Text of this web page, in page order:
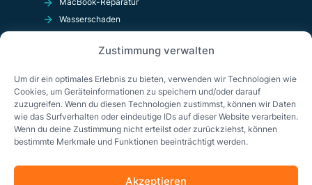
Zustimmung verwalten
Um dir ein optimales Erlebnis zu bieten, verwenden wir Technologien wie
Cookies, um Geräteinformationen zu speichern und/oder darauf
zuzugreifen. Wenn du diesen Technologien zustimmst, können wir Daten
wie das Surfverhalten oder eindeutige IDs auf dieser Website verarbeiten.
Wenn du deine Zustimmung nicht erteilst oder zurückziehst, können
bestimmte Merkmale und Funktionen beeinträchtigt werden.
Akzeptieren
Wasserschaden
OnlineShop